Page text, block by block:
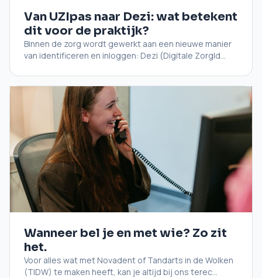
Van UZIpas naar Dezi: wat betekent
dit voor de praktijk?
Binnen de zorg wordt gewerkt aan een nieuwe manier
van identificeren en inloggen: Dezi (Digitale ZorgId...
Wanneer bel je en met wie? Zo zit
het.
Voor alles wat met Novadent of Tandarts in de Wolken
(TIDW) te maken heeft, kan je altijd bij ons terec...